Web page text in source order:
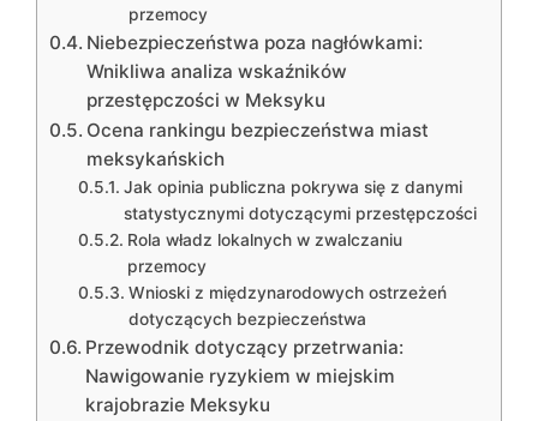
przemocy
Niebezpieczeństwa poza nagłówkami:
Wnikliwa analiza wskaźników
przestępczości w Meksyku
Ocena rankingu bezpieczeństwa miast
meksykańskich
Jak opinia publiczna pokrywa się z danymi
statystycznymi dotyczącymi przestępczości
Rola władz lokalnych w zwalczaniu
przemocy
Wnioski z międzynarodowych ostrzeżeń
dotyczących bezpieczeństwa
Przewodnik dotyczący przetrwania:
Nawigowanie ryzykiem w miejskim
krajobrazie Meksyku